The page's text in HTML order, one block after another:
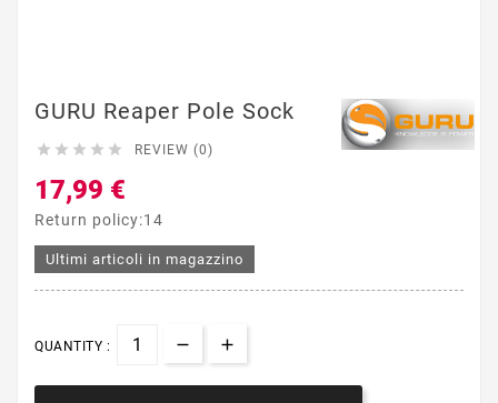
GURU Reaper Pole Sock
     REVIEW (0)
17,99 €
Return policy:14
Ultimi articoli in magazzino
QUANTITY :